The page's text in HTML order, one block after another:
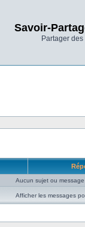
Savoir-
Partager
Aucun sujet ou
Afficher les messages